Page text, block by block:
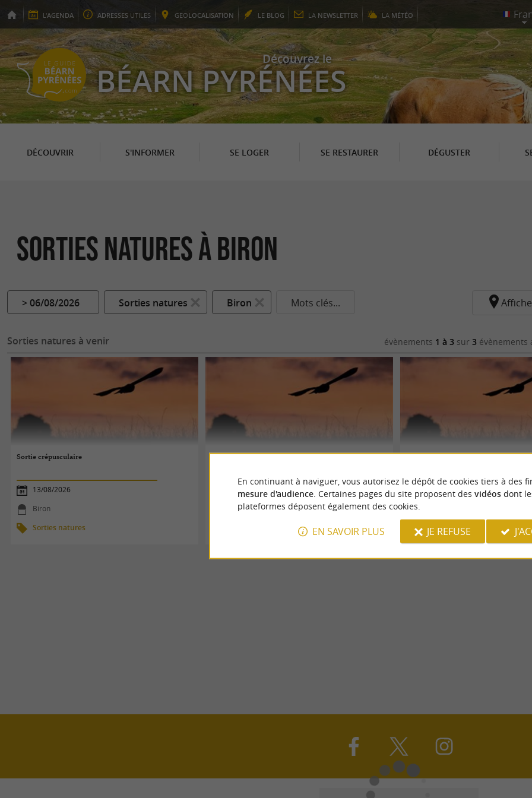
L'AGENDA ADRESSES UTILES GEOLOCALISATION LE BLOG LA NEWSLETTER LA MÉTÉO
Découvrez le
BÉARN PYRÉNÉES
DÉCOUVRIR S'INFORMER SE LOGER SE RESTAURER DÉGUSTER
Sorties natures à Biron
> 06/08/2026 Sorties natures Biron Mots clés...
Sorties natures à venir évènements 1 à 3 sur 3 évènements
Sortie crépusculaire
13/08/2026
Biron
Sorties natures
Sortie crépusculaire
Biron
Sortie crépusculaire
13/08/2026
Sorties natures
En continuant à naviguer, vous autorisez le dépôt de cookies tiers à des
mesure d'audience. Certaines pages du site proposent des vidéosdont
plateformes déposent également des cookies.
EN SAVOIR PLUS JE REFUSE